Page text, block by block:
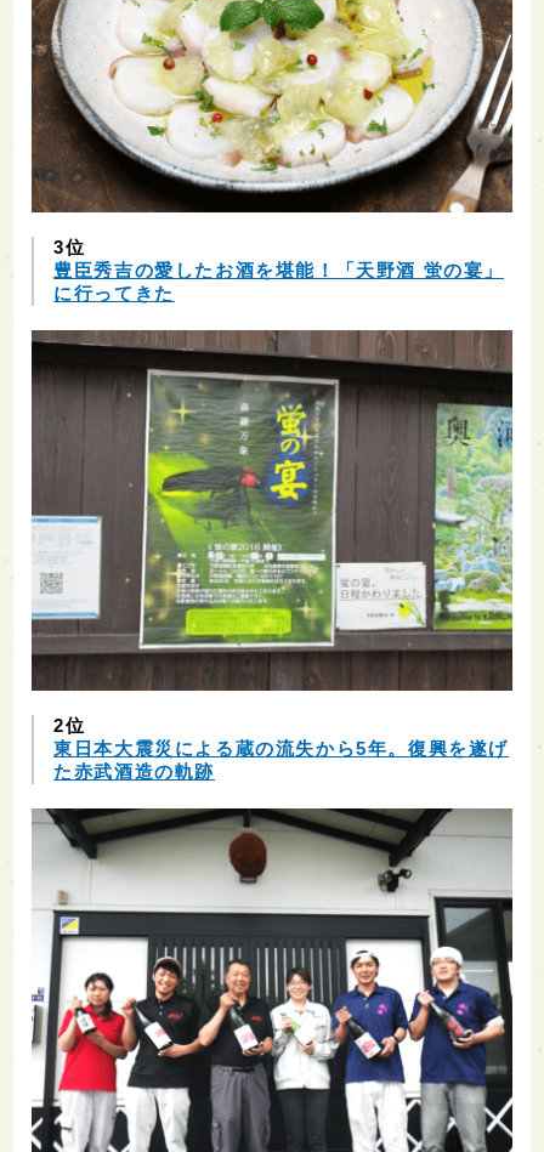
3位
豊臣秀吉の愛したお酒を堪能！「天野酒 蛍の宴」
に行ってきた
2位
東日本大震災による蔵の流失から5年。復興を遂げ
た赤武酒造の軌跡